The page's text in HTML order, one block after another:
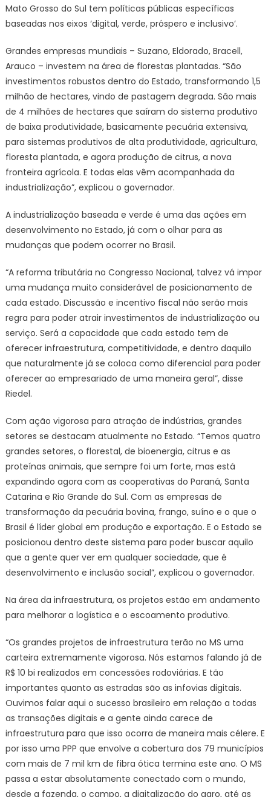
Mato Grosso do Sul tem políticas públicas específicas
baseadas nos eixos ‘digital, verde, próspero e inclusivo’.
Grandes empresas mundiais – Suzano, Eldorado, Bracell,
Arauco – investem na área de florestas plantadas. “São
investimentos robustos dentro do Estado, transformando 1,5
milhão de hectares, vindo de pastagem degrada. São mais
de 4 milhões de hectares que saíram do sistema produtivo
de baixa produtividade, basicamente pecuária extensiva,
para sistemas produtivos de alta produtividade, agricultura,
floresta plantada, e agora produção de citrus, a nova
fronteira agrícola. E todas elas vêm acompanhada da
industrialização”, explicou o governador.
A industrialização baseada e verde é uma das ações em
desenvolvimento no Estado, já com o olhar para as
mudanças que podem ocorrer no Brasil.
“A reforma tributária no Congresso Nacional, talvez vá impor
uma mudança muito considerável de posicionamento de
cada estado. Discussão e incentivo fiscal não serão mais
regra para poder atrair investimentos de industrialização ou
serviço. Será a capacidade que cada estado tem de
oferecer infraestrutura, competitividade, e dentro daquilo
que naturalmente já se coloca como diferencial para poder
oferecer ao empresariado de uma maneira geral”, disse
Riedel.
Com ação vigorosa para atração de indústrias, grandes
setores se destacam atualmente no Estado. “Temos quatro
grandes setores, o florestal, de bioenergia, citrus e as
proteínas animais, que sempre foi um forte, mas está
expandindo agora com as cooperativas do Paraná, Santa
Catarina e Rio Grande do Sul. Com as empresas de
transformação da pecuária bovina, frango, suíno e o que o
Brasil é líder global em produção e exportação. E o Estado se
posicionou dentro deste sistema para poder buscar aquilo
que a gente quer ver em qualquer sociedade, que é
desenvolvimento e inclusão social”, explicou o governador.
Na área da infraestrutura, os projetos estão em andamento
para melhorar a logística e o escoamento produtivo.
“Os grandes projetos de infraestrutura terão no MS uma
carteira extremamente vigorosa. Nós estamos falando já de
R$ 10 bi realizados em concessões rodoviárias. E tão
importantes quanto as estradas são as infovias digitais.
Ouvimos falar aqui o sucesso brasileiro em relação a todas
as transações digitais e a gente ainda carece de
infraestrutura para que isso ocorra de maneira mais célere. E
por isso uma PPP que envolve a cobertura dos 79 municípios
com mais de 7 mil km de fibra ótica termina este ano. O MS
passa a estar absolutamente conectado com o mundo,
desde a fazenda, o campo, a digitalização do agro, até as